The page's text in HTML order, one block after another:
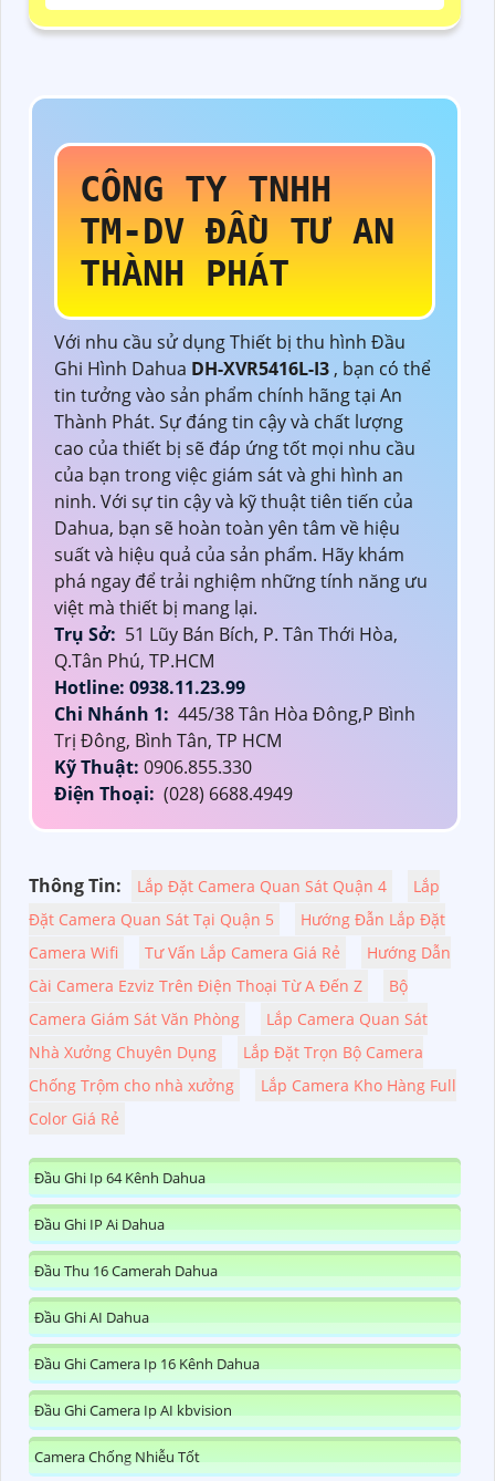
CÔNG TY TNHH
TM-DV ĐẦU TƯ AN
THÀNH PHÁT
Với nhu cầu sử dụng Thiết bị thu hình Đầu
Ghi Hình Dahua DH-XVR5416L-I3 , bạn có thể
tin tưởng vào sản phẩm chính hãng tại An
Thành Phát. Sự đáng tin cậy và chất lượng
cao của thiết bị sẽ đáp ứng tốt mọi nhu cầu
của bạn trong việc giám sát và ghi hình an
ninh. Với sự tin cậy và kỹ thuật tiên tiến của
Dahua, bạn sẽ hoàn toàn yên tâm về hiệu
suất và hiệu quả của sản phẩm. Hãy khám
phá ngay để trải nghiệm những tính năng ưu
việt mà thiết bị mang lại.
Trụ Sở: 51 Lũy Bán Bích, P. Tân Thới Hòa,
Q.Tân Phú, TP.HCM
Hotline: 0938.11.23.99
Chi Nhánh 1: 445/38 Tân Hòa Đông,P Bình
Trị Đông, Bình Tân, TP HCM
Kỹ Thuật: 0906.855.330
Điện Thoại: (028) 6688.4949
Thông Tin: Lắp Đặt Camera Quan Sát Quận 4
Lắp
Đặt Camera Quan Sát Tại Quận 5
Hướng Đẫn Lắp Đặt
Camera Wifi
Tư Vấn Lắp Camera Giá Rẻ
Hướng Dẫn
Cài Camera Ezviz Trên Điện Thoại Từ A Đến Z
Bộ
Camera Giám Sát Văn Phòng
Lắp Camera Quan Sát
Nhà Xưởng Chuyên Dụng
Lắp Đặt Trọn Bộ Camera
Chống Trộm cho nhà xưởng
Lắp Camera Kho Hàng Full
Color Giá Rẻ
Đầu Ghi Ip 64 Kênh Dahua
Đầu Ghi IP Ai Dahua
Đầu Thu 16 Camerah Dahua
Đầu Ghi AI Dahua
Đầu Ghi Camera Ip 16 Kênh Dahua
Đầu Ghi Camera Ip AI kbvision
Camera Chống Nhiễu Tốt